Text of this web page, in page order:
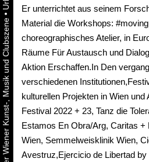
•
Er unterrichtet aus seinem
Material die Workshops:
choreographisches Atelier, in
Räume Für Austausch und
Aktion Erschaffen.In Den
verschiedenen
kulturellen Projekten in Wien und
Festival 2022 + 23, Tanz die
Estamos En Obra/Arg, Caritas +
Wien, Semmelweisklinik Wien,
Avestruz,Ejercicio de Libertad by